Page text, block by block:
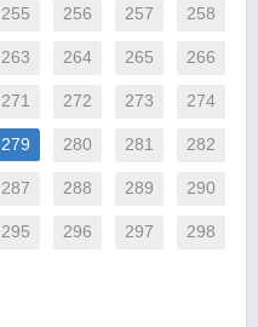
255 256 257 258
263 264 265 266
271 272 273 274
279 280 281 282
287 288 289 290
295 296 297 298